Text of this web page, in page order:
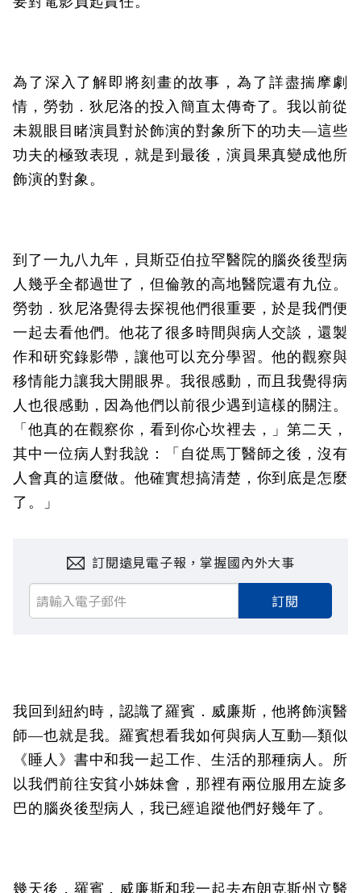
為了深入了解即將刻畫的故事，為了詳盡揣摩劇
情，勞勃．狄尼洛的投入簡直太傳奇了。我以前從
未親眼目睹演員對於飾演的對象所下的功夫—這些
功夫的極致表現，就是到最後，演員果真變成他所
飾演的對象。
到了一九八九年，貝斯亞伯拉罕醫院的腦炎後型病
人幾乎全都過世了，但倫敦的高地醫院還有九位。
勞勃．狄尼洛覺得去探視他們很重要，於是我們便
一起去看他們。他花了很多時間與病人交談，還製
作和研究錄影帶，讓他可以充分學習。他的觀察與
移情能力讓我大開眼界。我很感動，而且我覺得病
人也很感動，因為他們以前很少遇到這樣的關注。
「他真的在觀察你，看到你心坎裡去，」第二天，
其中一位病人對我說：「自從馬丁醫師之後，沒有
人會真的這麼做。他確實想搞清楚，你到底是怎麼
了。」
訂閱遠見電子報，掌握國內外大事
訂閱
我回到紐約時，認識了羅賓．威廉斯，他將飾演醫
師—也就是我。羅賓想看我如何與病人互動—類似
《睡人》書中和我一起工作、生活的那種病人。所
以我們前往安貧小姊妹會，那裡有兩位服用左旋多
巴的腦炎後型病人，我已經追蹤他們好幾年了。
幾天後，羅賓．威廉斯和我一起去布朗克斯州立醫